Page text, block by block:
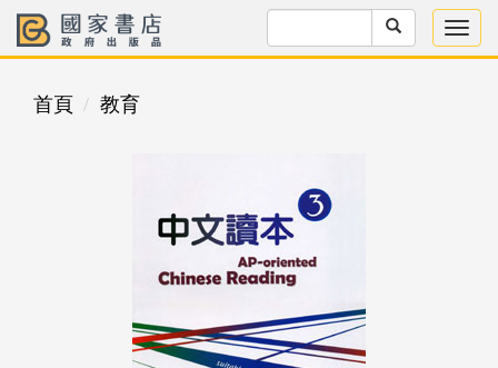
首頁 教育